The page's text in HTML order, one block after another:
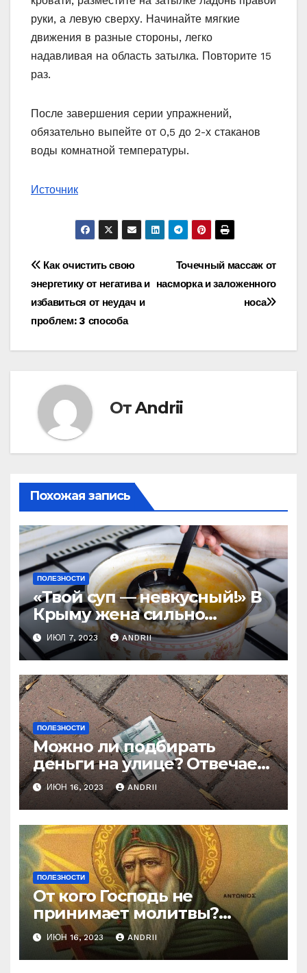
руки, а левую сверху. Начинайте мягкие
движения в разные стороны, легко
надавливая на область затылка. Повторите 15
раз.
После завершения серии упражнений,
обязательно выпейте от 0,5 до 2-х стаканов
воды комнатной температуры.
Источник
Навигация
по
записям
Точечный массаж от
насморка и заложенного
носа
Как очистить свою
энергетику от негатива и
избавиться от неудач и
проблем: 3 способа
ОтAndrii
Похожая запись
ПОЛЕЗНОСТИ
«Твой суп — невкусный!» В
Крыму жена сильно
наказала мужа за
нелестный отзыв о её
стряпне
ИЮЛ 7, 2023 ANDRII
ПОЛЕЗНОСТИ
Можно ли подбирать
деньги на улице? Отвечает
батюшка
ИЮН 16, 2023 ANDRII
ПОЛЕЗНОСТИ
От кого Господь не
принимает молитвы?
Неожиданные слова
Ефрема Сирина
ИЮН 16, 2023 ANDRII